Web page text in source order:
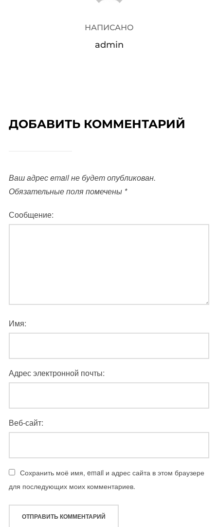
НАПИСАНО
admin
ДОБАВИТЬ КОММЕНТАРИЙ
Ваш адрес email не будет опубликован.
Обязательные поля помечены *
Сообщение:
Имя:
Адрес электронной почты:
Веб-сайт:
Сохранить моё имя, email и адрес сайта в этом браузере
для последующих моих комментариев.